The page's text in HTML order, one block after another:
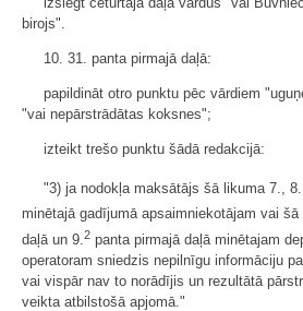
birojs".
10. 31. panta pirmajā daļā:
papildināt otro punktu pēc vārdiem
"vai nepārstrādātas koksnes";
izteikt trešo punktu šādā redakcijā:
"3) ja nodokļa maksātājs šā likuma 7.,
minētajā gadījumā apsaimniekotājam vai šā
daļā un 9. 2 panta pirmajā daļā minētajam
operatoram sniedzis nepilnīgu informāciju
vai vispār nav to norādījis un rezultātā
veikta atbilstošā apjomā."